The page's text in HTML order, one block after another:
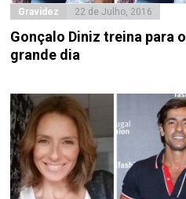
Gravidez 22 de Julho, 2016
Gonçalo Diniz treina para o
grande dia